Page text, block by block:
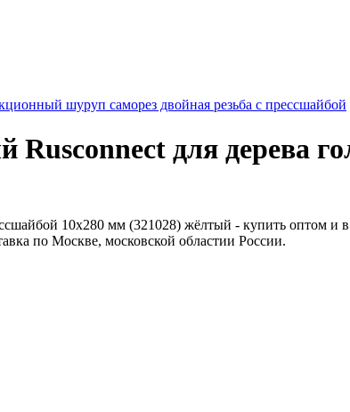
шуруп саморез двойная резьба с прессшайбой
для дерева
10х280 мм (321028) жёлтый - купить оптом
по Москве, московской областии России.